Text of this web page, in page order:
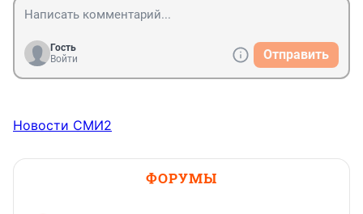
Гость
Войти
Отправить
Новости СМИ2
ФОРУМЫ